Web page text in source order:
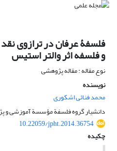
فلسفۀ عرفان در ترازوی
و فلسفه اثر والتر استیس
نوع مقاله : مقاله پژوهشی
نویسنده
محمد فنائی اشکوری
دانشیار گروه فلسفة مؤسسة آموزشی و
10.22059/jpht.2014.36754
چکیده